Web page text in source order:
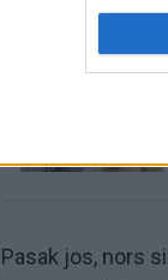
Pasak jos, nors